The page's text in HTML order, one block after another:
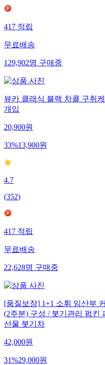
417 적립
무료배송
129,902명 구매중
뷰카 클래식 블랙 차콜 구취
개입
20,900원
33%13,900원
4.7
(352)
417 적립
무료배송
22,628명 구매중
[품질보장] 1+1 소휘 임산부
(2주분) 구성 / 붓기관리 펌킨
선물 붓기차
42,000원
31%29,000원